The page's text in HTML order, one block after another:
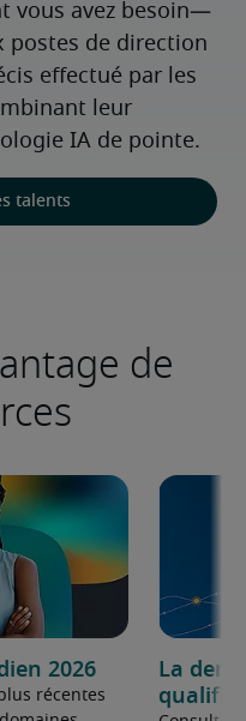
vous avez besoin—
postes de direction
effectué par les
leur
IA de pointe.
talents
de
2026
récentes
La
qualifié